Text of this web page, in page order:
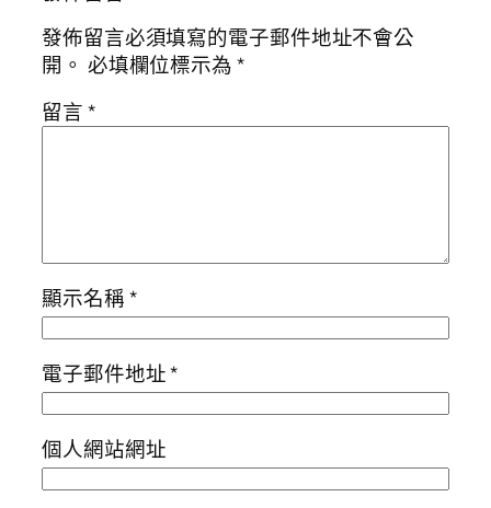
發佈留言必須填寫的電子郵件地址不會公
開。 必填欄位標示為*
留言*
顯示名稱*
電子郵件地址*
個人網站網址